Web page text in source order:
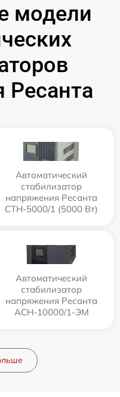
модели
Ресанта
Автоматический
стабилизатор
напряжения Ресанта
СТН-5000/1 (5000 Вт)
Автоматический
стабилизатор
напряжения Ресанта
АСН-10000/1-ЭМ